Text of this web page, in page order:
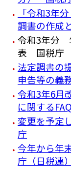
「令和3年
調書の作成
令和3年分
表 国税庁
法定調書の
申告等の
令和3年6月
に関する
変更を予定
庁
今年から年
庁（日税連）